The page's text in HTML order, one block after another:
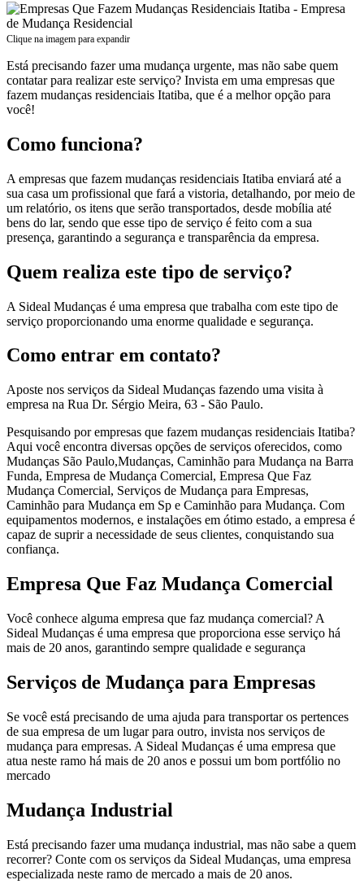
Clique na imagem para expandir
Está precisando fazer uma mudança urgente, mas não sabe quem
contatar para realizar este serviço? Invista em uma empresas que
fazem mudanças residenciais Itatiba, que é a melhor opção para
você!
Como funciona?
A empresas que fazem mudanças residenciais Itatiba enviará até a
sua casa um profissional que fará a vistoria, detalhando, por meio de
um relatório, os itens que serão transportados, desde mobília até
bens do lar, sendo que esse tipo de serviço é feito com a sua
presença, garantindo a segurança e transparência da empresa.
Quem realiza este tipo de serviço?
A Sideal Mudanças é uma empresa que trabalha com este tipo de
serviço proporcionando uma enorme qualidade e segurança.
Como entrar em contato?
Aposte nos serviços da Sideal Mudanças fazendo uma visita à
empresa na Rua Dr. Sérgio Meira, 63 - São Paulo.
Pesquisando por empresas que fazem mudanças residenciais Itatiba?
Aqui você encontra diversas opções de serviços oferecidos, como
Mudanças São Paulo,Mudanças, Caminhão para Mudança na Barra
Funda, Empresa de Mudança Comercial, Empresa Que Faz
Mudança Comercial, Serviços de Mudança para Empresas,
Caminhão para Mudança em Sp e Caminhão para Mudança. Com
equipamentos modernos, e instalações em ótimo estado, a empresa é
capaz de suprir a necessidade de seus clientes, conquistando sua
confiança.
Empresa Que Faz Mudança Comercial
Você conhece alguma empresa que faz mudança comercial? A
Sideal Mudanças é uma empresa que proporciona esse serviço há
mais de 20 anos, garantindo sempre qualidade e segurança
Serviços de Mudança para Empresas
Se você está precisando de uma ajuda para transportar os pertences
de sua empresa de um lugar para outro, invista nos serviços de
mudança para empresas. A Sideal Mudanças é uma empresa que
atua neste ramo há mais de 20 anos e possui um bom portfólio no
mercado
Mudança Industrial
Está precisando fazer uma mudança industrial, mas não sabe a quem
recorrer? Conte com os serviços da Sideal Mudanças, uma empresa
especializada neste ramo de mercado a mais de 20 anos.